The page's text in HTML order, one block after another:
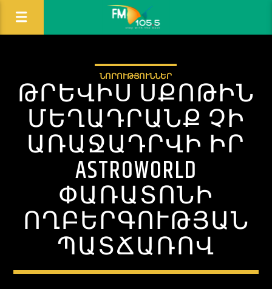
ՆՈՐՈՒԹՅՈՒՆՆԵՐ
ԹՐԵՎԻՍ ՍՔՈԹԻՆ
ՄԵՂԱԴՐԱՆՔ ՉԻ
ԱՌԱՋԱԴՐՎԻ ԻՐ
ASTROWORLD
ՓԱՌԱՏՈՆԻ
ՈՂԲԵՐԳՈՒԹՅԱՆ
ՊԱՏՃԱՌՈՎ